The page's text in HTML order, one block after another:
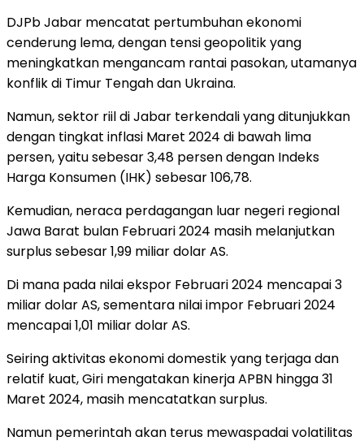
DJPb Jabar mencatat pertumbuhan ekonomi
cenderung lema, dengan tensi geopolitik yang
meningkatkan mengancam rantai pasokan, utamanya
konflik di Timur Tengah dan Ukraina.
Namun, sektor riil di Jabar terkendali yang ditunjukkan
dengan tingkat inflasi Maret 2024 di bawah lima
persen, yaitu sebesar 3,48 persen dengan Indeks
Harga Konsumen (IHK) sebesar 106,78.
Kemudian, neraca perdagangan luar negeri regional
Jawa Barat bulan Februari 2024 masih melanjutkan
surplus sebesar 1,99 miliar dolar AS.
Di mana pada nilai ekspor Februari 2024 mencapai 3
miliar dolar AS, sementara nilai impor Februari 2024
mencapai 1,01 miliar dolar AS.
Seiring aktivitas ekonomi domestik yang terjaga dan
relatif kuat, Giri mengatakan kinerja APBN hingga 31
Maret 2024, masih mencatatkan surplus.
Namun pemerintah akan terus mewaspadai volatilitas